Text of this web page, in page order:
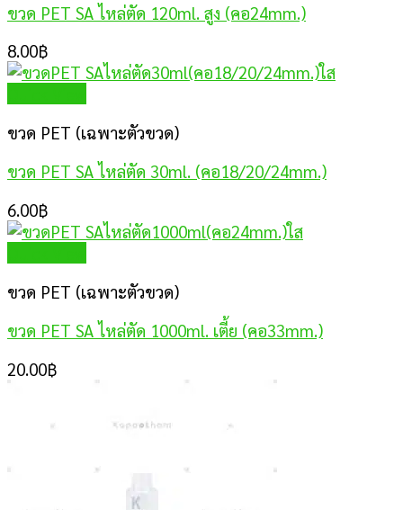
ขวด PET SA ไหล่ตัด 120ml. สูง (คอ24mm.)
8.00฿
ขวด PET (เฉพาะตัวขวด)
ขวด PET SA ไหล่ตัด 30ml. (คอ18/20/24mm.)
6.00฿
ขวด PET (เฉพาะตัวขวด)
ขวด PET SA ไหล่ตัด 1000ml. เตี้ย (คอ33mm.)
20.00฿